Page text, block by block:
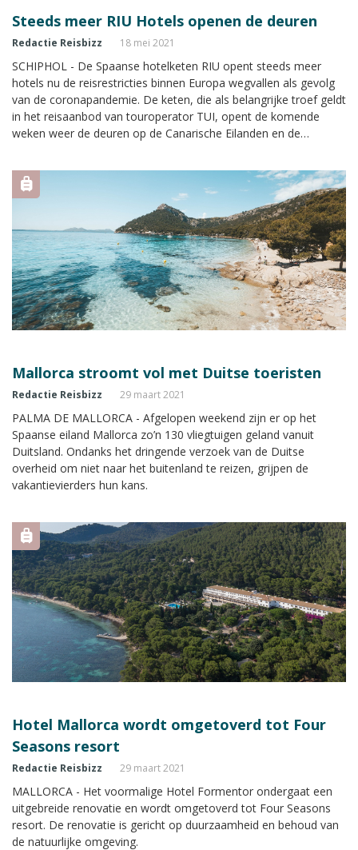
Steeds meer RIU Hotels openen de deuren
Redactie Reisbizz 18 mei 2021
SCHIPHOL - De Spaanse hotelketen RIU opent steeds meer
hotels nu de reisrestricties binnen Europa wegvallen als gevolg
van de coronapandemie. De keten, die als belangrijke troef geldt
in het reisaanbod van touroperator TUI, opent de komende
weken weer de deuren op de Canarische Eilanden en de
Mallorca stroomt vol met Duitse toeristen
Redactie Reisbizz 29 maart 2021
PALMA DE MALLORCA - Afgelopen weekend zijn er op het
Spaanse eiland Mallorca zo’n 130 vliegtuigen geland vanuit
Duitsland. Ondanks het dringende verzoek van de Duitse
overheid om niet naar het buitenland te reizen, grijpen de
vakantievierders hun kans.
Hotel Mallorca wordt omgetoverd tot Four
Seasons resort
Redactie Reisbizz 29 maart 2021
MALLORCA - Het voormalige Hotel Formentor ondergaat een
uitgebreide renovatie en wordt omgetoverd tot Four Seasons
resort. De renovatie is gericht op duurzaamheid en behoud van
de natuurlijke omgeving.